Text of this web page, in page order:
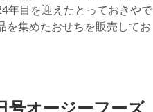
年目を迎えたとっておきやで
を集めたおせちを販売してお
号オージーフーズ